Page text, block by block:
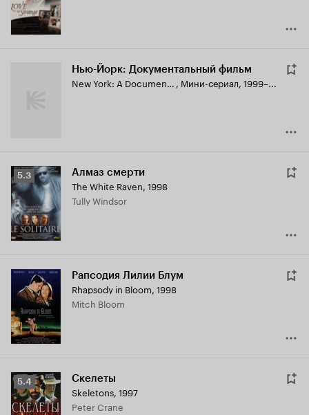
Нью-Йорк: Документальный фильм
New York: A Documentary Film , Мини-сериал, 1999–...
Рейтинг
Кинопоиска
5.3
5.3 Алмаз смерти
The White Raven, 1998
Tully Windsor
Рапсодия Лилии Блум
Rhapsody in Bloom, 1998
Mitch Bloom
Рейтинг
Кинопоиска
5.4
5.4 Скелеты
Skeletons, 1997
Peter Crane